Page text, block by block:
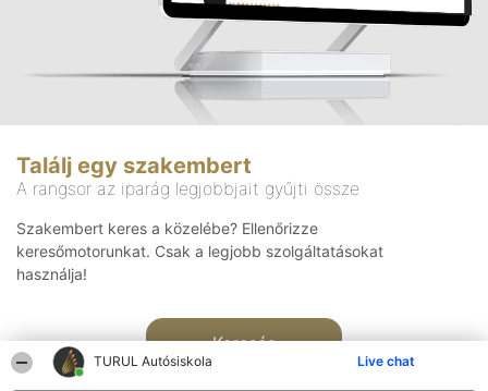
TURUL Autósiskola Live chat
Találj egy szakembert
A rangsor az iparág legjobbjait gyűjti össze
Szakembert keres a közelébe? Ellenőrizze
keresőmotorunkat. Csak a legjobb szolgáltatásokat
használja!
Keresés